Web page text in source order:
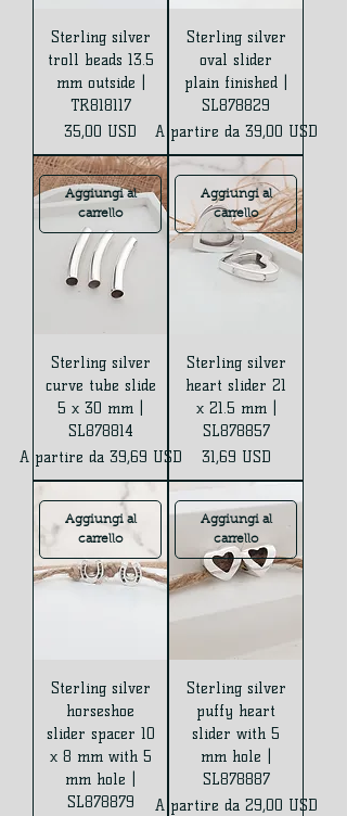
Sterling silver
troll beads 13.5
mm outside |
TR818117
Prezzo
35,00 USD
Sterling silver
oval slider
plain finished |
SL878829
A partire da 39,00 USD
Prezzo scontato
Aggiungi al
carrello
Sterling silver
curve tube slide
5 x 30 mm |
SL878814
A partire da 39,69 USD
Prezzo scontato
Aggiungi al
carrello
Sterling silver
heart slider 21
x 21.5 mm |
SL878857
Prezzo
31,69 USD
Aggiungi al
carrello
Sterling silver
horseshoe
slider spacer 10
x 8 mm with 5
mm hole |
SL878879
Aggiungi al
carrello
Sterling silver
puffy heart
slider with 5
mm hole |
SL878887
A partire da 29,00 USD
Prezzo scontato